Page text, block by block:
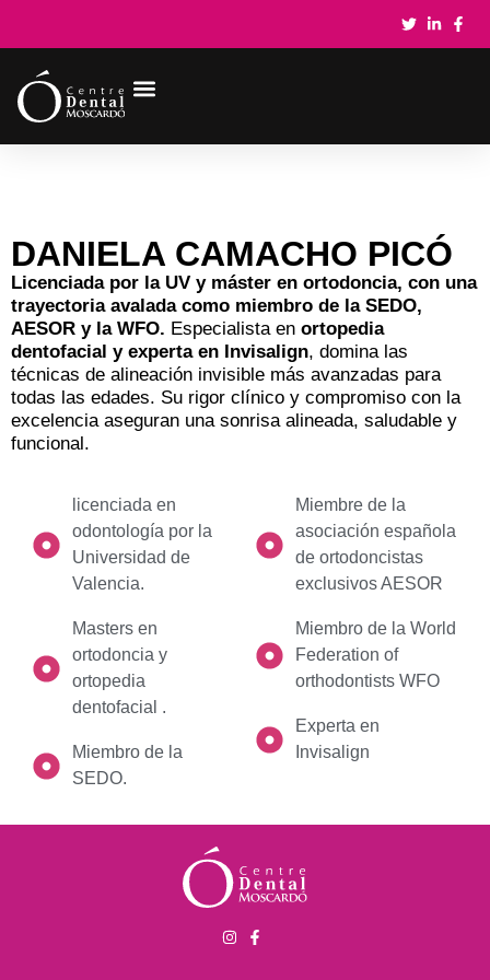
DANIELA CAMACHO PICÓ
Licenciada por la UV y máster en ortodoncia, con una
trayectoria avalada como miembro de la SEDO,
AESOR y la WFO. Especialista en ortopedia
dentofacial y experta en Invisalign, domina las
técnicas de alineación invisible más avanzadas para
todas las edades. Su rigor clínico y compromiso con la
excelencia aseguran una sonrisa alineada, saludable y
funcional.
licenciada en
odontología por la
Universidad de
Valencia.
Masters en
ortodoncia y
ortopedia
dentofacial .
Miembro de la
SEDO.
Miembre de la
asociación española
de ortodoncistas
exclusivos AESOR
Miembro de la World
Federation of
orthodontists WFO
Experta en
Invisalign